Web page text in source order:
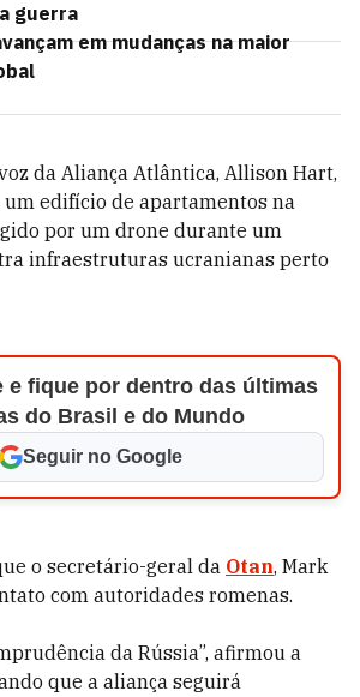
guerra
em mudanças na maior
da Aliança Atlântica, Allison Hart,
um edifício de apartamentos na
por um drone durante um
infraestruturas ucranianas perto
e fique por dentro das últimas
do Brasil e do Mundo
Seguir no Google
o secretário-geral da Otan, Mark
com autoridades romenas.
da Rússia”, afirmou a
que a aliança seguirá